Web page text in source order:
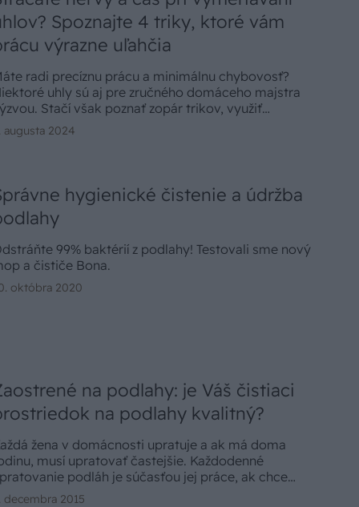
Spoznajte 4 triky, ktoré vám
výrazne uľahčia
radi precíznu prácu a minimálnu chybovosť?
uhly sú aj pre zručného domáceho majstra
Stačí však poznať zopár trikov, využiť
geometrie a razom sú všetky rohy a kúty na
milimetre presné.
augusta 2024
hygienické čistenie a údržba
99% baktérií z podlahy! Testovali sme nový
a čističe Bona.
októbra 2020
na podlahy: je Váš čistiaci
na podlahy kvalitný?
žena v domácnosti upratuje a ak má doma
musí upratovať častejšie. Každodenné
podláh je súčasťou jej práce, ak chce
podlahu udržať v dobrej kondícii mnoho rokov.
decembra 2015